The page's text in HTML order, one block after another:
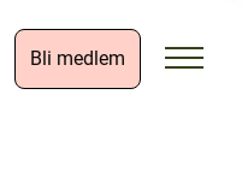
Bli medlem